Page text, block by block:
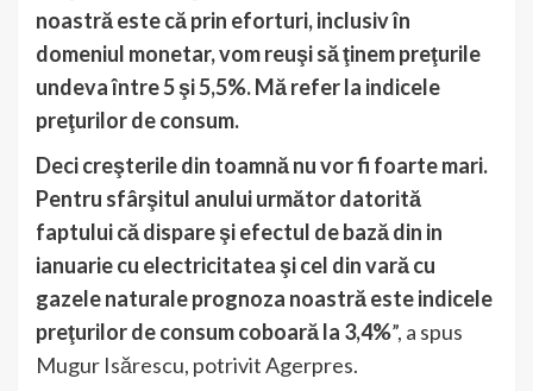
noastră este că prin eforturi, inclusiv în
domeniul monetar, vom reuşi să ţinem preţurile
undeva între 5 şi 5,5%. Mă refer la indicele
preţurilor de consum.
Deci creşterile din toamnă nu vor fi foarte mari.
Pentru sfârşitul anului următor datorită
faptului că dispare şi efectul de bază din in
ianuarie cu electricitatea şi cel din vară cu
gazele naturale prognoza noastră este indicele
preţurilor de consum coboară la 3,4%”, a spus
Mugur Isărescu, potrivit Agerpres.